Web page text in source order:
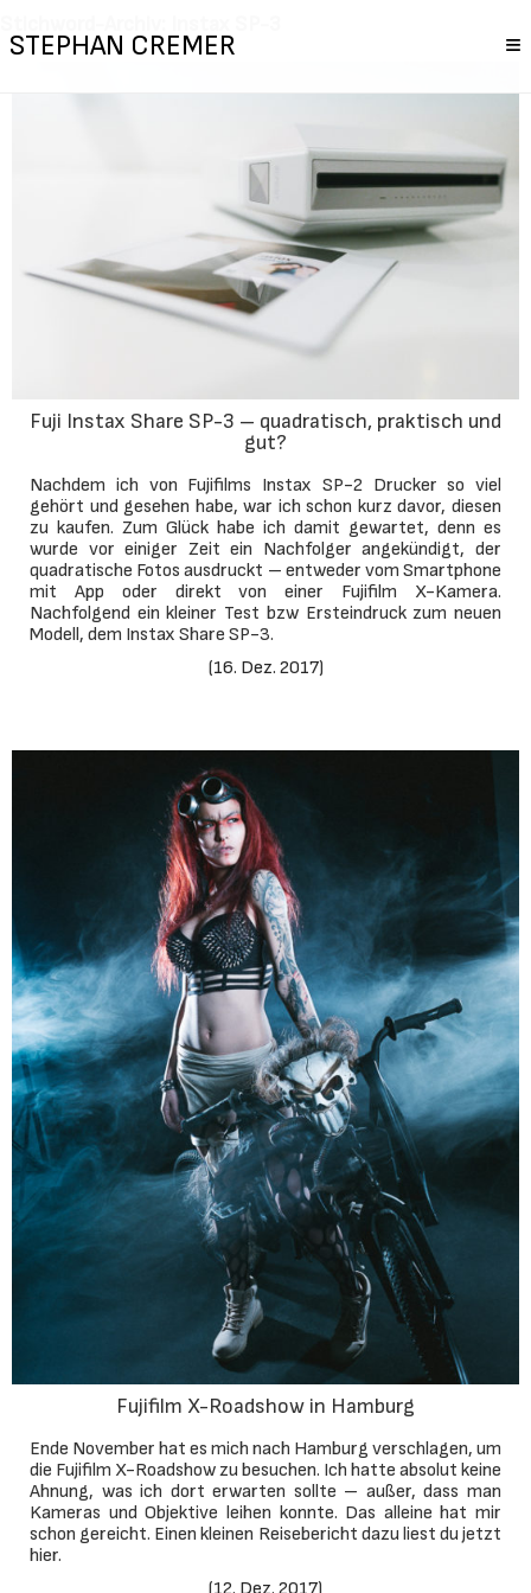
STEPHAN CREMER ≡
Fuji Instax Share SP-3 – quadratisch, praktisch und
gut?
Nachdem ich von Fujifilms Instax SP-2 Drucker so viel
gehört und gesehen habe, war ich schon kurz davor, diesen
zu kaufen. Zum Glück habe ich damit gewartet, denn es
wurde vor einiger Zeit ein Nachfolger angekündigt, der
quadratische Fotos ausdruckt – entweder vom Smartphone
mit App oder direkt von einer Fujifilm X-Kamera.
Nachfolgend ein kleiner Test bzw Ersteindruck zum neuen
Modell, dem Instax Share SP-3.
(16. Dez. 2017)
Fujifilm X-Roadshow in Hamburg
Ende November hat es mich nach Hamburg verschlagen, um
die Fujifilm X-Roadshow zu besuchen. Ich hatte absolut keine
Ahnung, was ich dort erwarten sollte – außer, dass man
Kameras und Objektive leihen konnte. Das alleine hat mir
schon gereicht. Einen kleinen Reisebericht dazu liest du jetzt
hier.